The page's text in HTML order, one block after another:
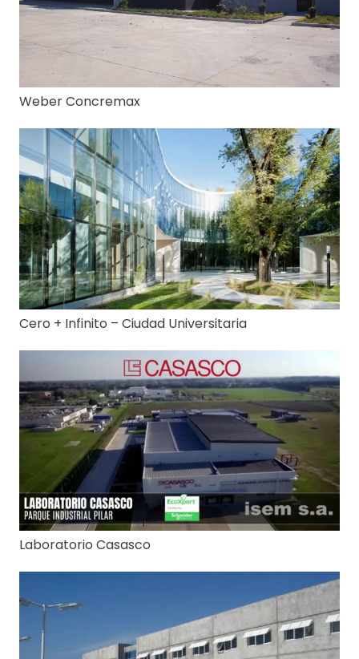
Weber Concremax
Cero + Infinito – Ciudad Universitaria
Laboratorio Casasco